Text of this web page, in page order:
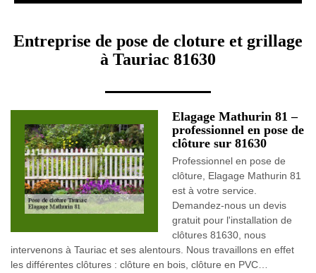
Entreprise de pose de cloture et grillage
à Tauriac 81630
Elagage Mathurin 81 –
professionnel en pose de
clôture sur 81630
Professionnel en pose de
clôture, Elagage Mathurin 81
est à votre service.
Demandez-nous un devis
gratuit pour l'installation de
clôtures 81630, nous
intervenons à Tauriac et ses alentours. Nous travaillons en effet
les différentes clôtures : clôture en bois, clôture en PVC…